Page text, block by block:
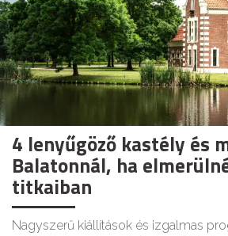
4 lenyűgöző kastély és
Balatonnál, ha
titkaiban
Nagyszerű kiállítások és izgalmas